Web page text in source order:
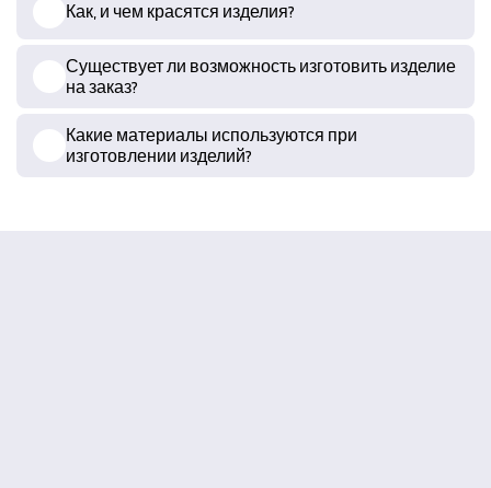
Как, и чем красятся изделия?
Существует ли возможность изготовить изделие
на заказ?
Какие материалы используются при
изготовлении изделий?